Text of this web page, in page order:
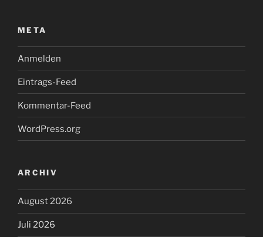
META
Anmelden
Eintrags-Feed
Kommentar-Feed
WordPress.org
ARCHIV
August 2026
Juli 2026